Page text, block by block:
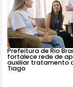
Prefeitura de Rio
fortalece rede de
auxiliar tratamento
Tiago